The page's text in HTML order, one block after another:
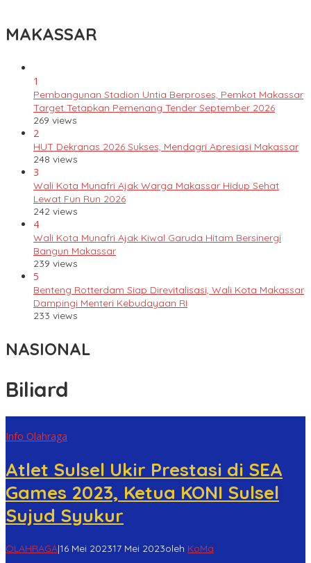
MAKASSAR
1
Pembangunan Stadion Untia Berproses, Pemkot Makassar
Target Tetapkan Pemenang Tender September 2026
269 views
2
HUT Dekranas 2026 Sukses, Mendagri Apresiasi Makassar
248 views
3
Wali Kota Munafri Ajak Warga Makassar Hidup Sehat
Lewat Fun Run 2026
242 views
4
Wali Kota Munafri Ajak Kiwal Garuda Hitam Bersinergi
Bangun Makassar
239 views
5
Benteng Rotterdam Siap Direvitalisasi, Wali Kota Makassar
Dampingi Menteri Kebudayaan RI
233 views
NASIONAL
Biliard
Info Olahraga
Atlet Sulsel Ukir Prestasi di SEA
Games 2023, Ketua KONI Sulsel
Sujud Syukur
OLAHRAGA|16 Mei 202317 Mei 2023oleh KoMa